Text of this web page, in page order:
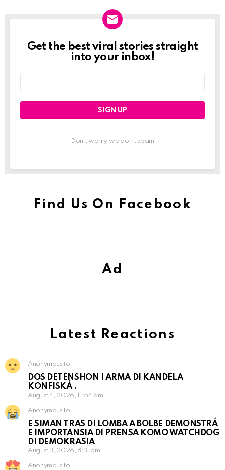
Newslett
Get the best viral stories straight
into your inbox!
Don't worry, we don't spam
Find Us On Facebook
Ad
Latest Reactions
Anonymous to
DOS DETENSHON I ARMA DI KANDELA
KONFISKÁ .
August 4, 2026, 11:54 am
Anonymous to
E SIMAN TRAS DI LOMBA A BOLBE DEMONSTRÁ
E IMPORTANSIA DI PRENSA KOMO WATCHDOG
DI DEMOKRASIA
August 3, 2026, 8:31 pm
Anonymous to